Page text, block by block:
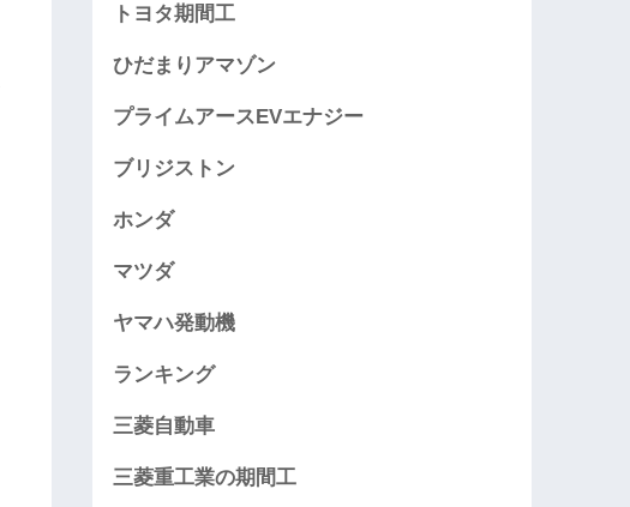
トヨタ期間工
ひだまりアマゾン
プライムアースEVエナジー
ブリジストン
ホンダ
マツダ
ヤマハ発動機
ランキング
三菱自動車
三菱重工業の期間工